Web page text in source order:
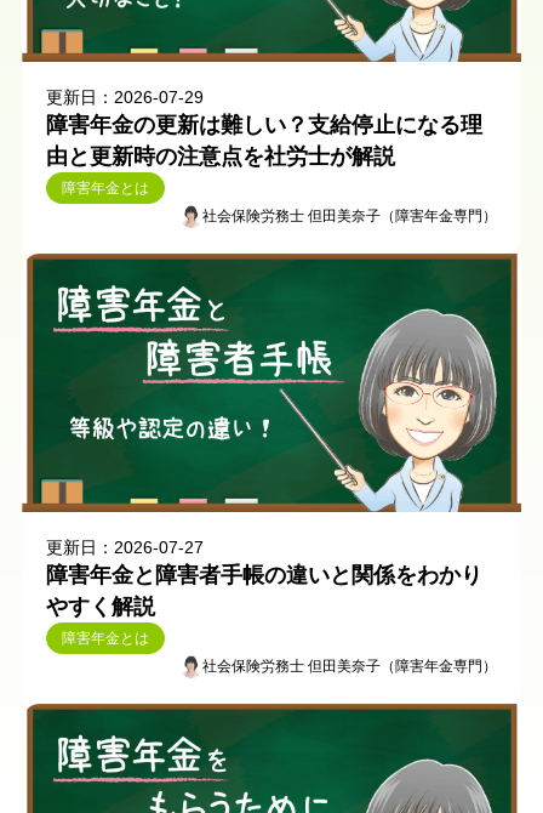
更新日：2026-07-29
障害年金の更新は難しい？支給停止になる理
由と更新時の注意点を社労士が解説
障害年金とは
社会保険労務士 但田美奈子（障害年金専門）
更新日：2026-07-27
障害年金と障害者手帳の違いと関係をわかり
やすく解説
障害年金とは
社会保険労務士 但田美奈子（障害年金専門）